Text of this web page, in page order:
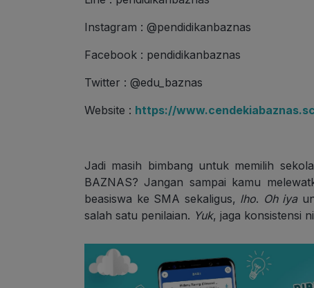
Instagram : @pendidikanbaznas
Facebook : pendidikanbaznas
Twitter : @edu_baznas
Website : https://
Jadi masih bimbang untuk memilih
BAZNAS? Jangan sampai kamu
beasiswa ke SMA sekaligus, lho. Oh iya
salah satu penilaian. Yuk, jaga konsistensi